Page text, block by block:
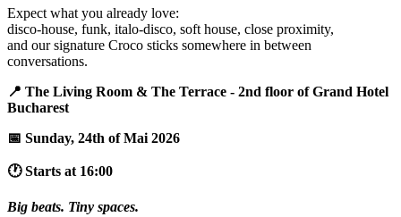
Expect what you already love:
disco-house, funk, italo-disco, soft house, close proximity,
and our signature Croco sticks somewhere in between
conversations.
📍 The Living Room & The Terrace - 2nd floor of Grand Hotel
Bucharest
📅 Sunday, 24th of Mai 2026
🕐 Starts at 16:00
Big beats. Tiny spaces.